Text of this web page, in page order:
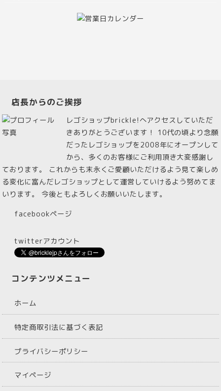
店長からのご挨拶
レゴショップbrickle!へアクセスしていただ
きありがとうございます！ 10代の頃より念願
だったレゴショップを2008年にオープンして
から、多くのお客様にご利用頂き大変感謝し
ております。 これからも末永くご愛顧いただけるよう見て楽しめ
る変化に富んだレゴショップとして運営していけるよう努めてま
いります。 今後ともよろしくお願いいたします。
facebookページ
twitterアカウント
コンテンツメニュー
ホーム
特定商取引法に基づく表記
プライバシーポリシー
マイページ